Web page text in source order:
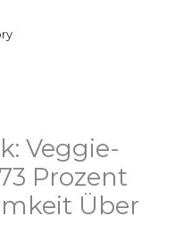
Veggie-
Prozent
Über